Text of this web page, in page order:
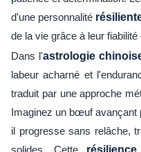
d'une personnalité
de la vie grâce à leur
Dans l'astrologie
labeur acharné et
traduit par une approche
Imaginez un bœuf avançant
il progresse sans relâche,
solides. Cette résilience